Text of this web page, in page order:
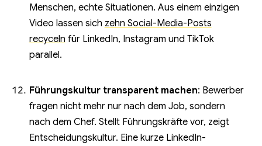
Menschen, echte Situationen. Aus einem einzigen
Video lassen sich zehn Social-Media-Posts
recyceln für LinkedIn, Instagram und TikTok
parallel.
Führungskultur transparent machen: Bewerber
fragen nicht mehr nur nach dem Job, sondern
nach dem Chef. Stellt Führungskräfte vor, zeigt
Entscheidungskultur. Eine kurze LinkedIn-